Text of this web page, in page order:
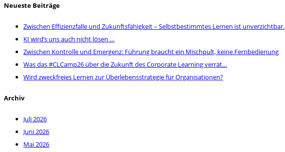
Neueste Beiträge
Zwischen Effizienzfalle und Zukunftsfähigkeit – Selbstbestimmtes Lernen ist unverzichtbar.
KI wird’s uns auch nicht lösen …
Zwischen Kontrolle und Emergenz: Führung braucht ein Mischpult, keine Fernbedienung
Was das #CLCamp26 über die Zukunft des Corporate Learning verrät…
Wird zweckfreies Lernen zur Überlebensstrategie für Organisationen?
Archiv
Juli 2026
Juni 2026
Mai 2026